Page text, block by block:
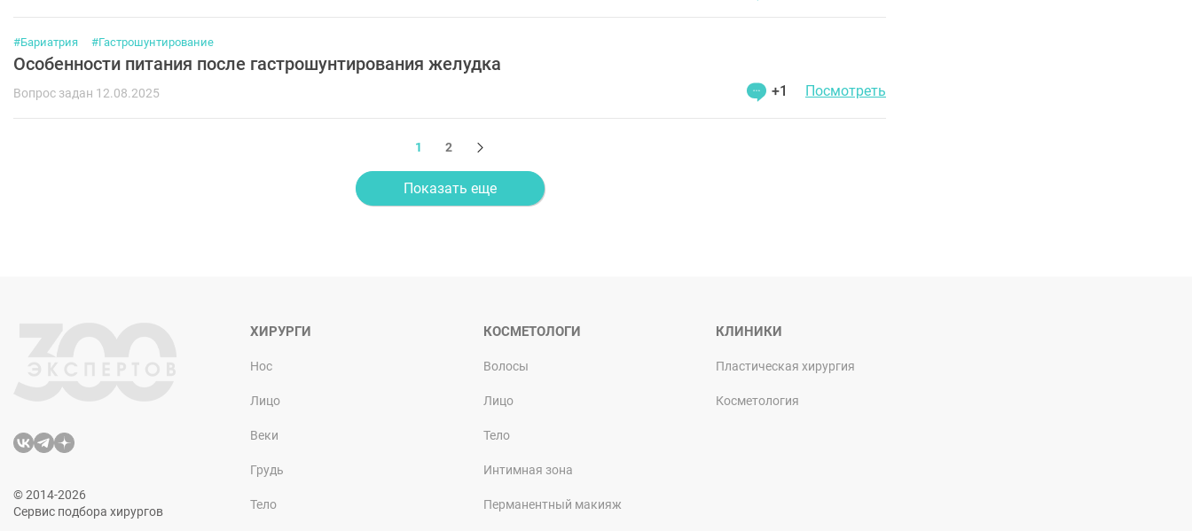
#Бариатрия #Гастрошунтирование
Особенности питания после гастрошунтирования желудка
Вопрос задан 12.08.2025 +1 Посмотреть
1 2
Показать еще
© 2014-2026
Сервис подбора хирургов
ХИРУРГИ
Нос
Лицо
Веки
Грудь
Тело
КОСМЕТОЛОГИ
Волосы
Лицо
Тело
Интимная зона
Перманентный макияж
КЛИНИКИ
Пластическая хирургия
Косметология